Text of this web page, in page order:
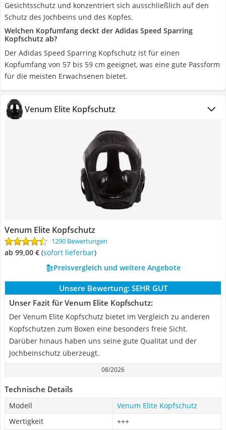
Gesichtsschutz und konzentriert sich ausschließlich auf den
Schutz des Jochbeins und des Kopfes.
Welchen Kopfumfang deckt der Adidas Speed Sparring
Kopfschutz ab?
Der Adidas Speed Sparring Kopfschutz ist für einen
Kopfumfang von 57 bis 59 cm geeignet, was eine gute Passform
für die meisten Erwachsenen bietet.
Venum Elite Kopfschutz
Venum Elite Kopfschutz
1290 Bewertungen
ab 99,00 € ( Sofort lieferbar)
Preisvergleich und weitere Angebote
Unsere Bewertung: SEHR GUT
Unser Fazit für Venum Elite Kopfschutz:
Der Venum Elite Kopfschutz bietet im Vergleich zu anderen
Kopfschutzen zum Boxen eine besonders freie Sicht.
Darüber hinaus haben uns seine gute Qualität und der
Jochbeinschutz überzeugt.
08/2026
Technische Details
Modell
Venum Elite Kopfschutz
Wertigkeit
+++